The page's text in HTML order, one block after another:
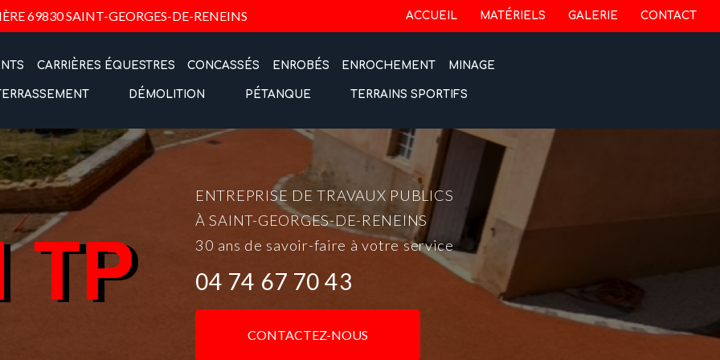
69830 SAINT-GEORGES-DE-RENEINS Navigation secondaire
ACCUEIL MATÉRIELS GALERIE CONTACT
CARRIÈRES ÉQUESTRES CONCASSÉS ENROBÉS ENROCHEMENT MINAGE
DÉMOLITION PÉTANQUE TERRAINS SPORTIFS
ENTREPRISE DE TRAVAUX PUBLICS
À SAINT-GEORGES-DE-RENEINS
30 ans de savoir-faire à votre service
04 74 67 70 43
CONTACTEZ-NOUS